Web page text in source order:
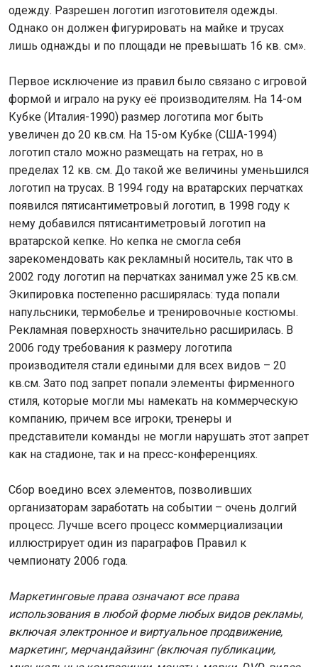
одежду. Разрешен логотип изготовителя одежды.
Однако он должен фигурировать на майке и трусах
лишь однажды и по площади не превышать 16 кв. см».
Первое исключение из правил было связано с игровой
формой и играло на руку её производителям. На 14-ом
Кубке (Италия-1990) размер логотипа мог быть
увеличен до 20 кв.см. На 15-ом Кубке (США-1994)
логотип стало можно размещать на гетрах, но в
пределах 12 кв. см. До такой же величины уменьшился
логотип на трусах. В 1994 году на вратарских перчатках
появился пятисантиметровый логотип, в 1998 году к
нему добавился пятисантиметровый логотип на
вратарской кепке. Но кепка не смогла себя
зарекомендовать как рекламный носитель, так что в
2002 году логотип на перчатках занимал уже 25 кв.см.
Экипировка постепенно расширялась: туда попали
напульсники, термобелье и тренировочные костюмы.
Рекламная поверхность значительно расширилась. В
2006 году требования к размеру логотипа
производителя стали едиными для всех видов – 20
кв.см. Зато под запрет попали элементы фирменного
стиля, которые могли мы намекать на коммерческую
компанию, причем все игроки, тренеры и
представители команды не могли нарушать этот запрет
как на стадионе, так и на пресс-конференциях.
Сбор воедино всех элементов, позволивших
организаторам заработать на событии – очень долгий
процесс. Лучше всего процесс коммерциализации
иллюстрирует один из параграфов Правил к
чемпионату 2006 года.
Маркетинговые права означают все права
использования в любой форме любых видов рекламы,
включая электронное и виртуальное продвижение,
маркетинг, мерчандайзинг (включая публикации,